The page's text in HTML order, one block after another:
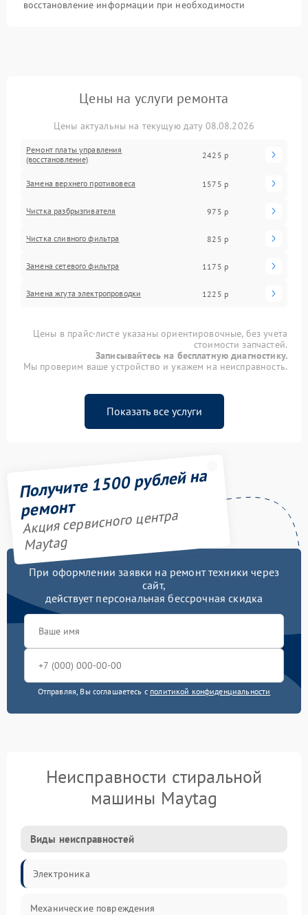
восстановление информации при необходимости
Цены на услуги ремонта
Цены актуальны на текущую дату 08.08.2026
Ремонт платы управления
(восстановление)
2425 р
Замена верхнего противовеса 1575 р
Чистка разбрызгивателя 975 р
Чистка сливного фильтра 825 р
Замена сетевого фильтра 1175 р
Замена жгута электропроводки 1225 р
Цены в прайс-листе указаны ориентировочные, без учета
стоимости запчастей.
Записывайтесь на бесплатную диагностику.
Мы проверим ваше устройство и укажем на неисправность.
Показать все услуги
Получите 1500 рублей на
ремонт
Акция сервисного центра
Maytag
При оформлении заявки на ремонт техники через
сайт,
действует персональная бессрочная скидка
Отправляя, Вы соглашаетесь с политикой конфиденциальности
Неисправности стиральной
машины Maytag
Виды неисправностей
Электроника
Механические повреждения